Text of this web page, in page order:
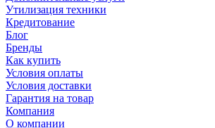
Утилизация техники
Кредитование
Блог
Бренды
Как купить
Условия оплаты
Условия доставки
Гарантия на товар
Компания
О компании